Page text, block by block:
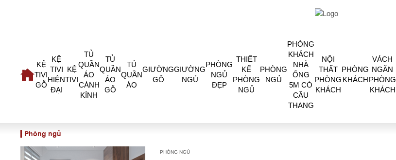
KỆ
TIVI
GỖ
KỆ
TIVI
HIỆN
ĐẠI
KỆ
TIVI
TỦ
QUẦN
ÁO
CÁNH
KÍNH
TỦ
QUẦN
ÁO
GỖ
TỦ
QUẦN
ÁO
GIƯỜNG
GỖ
GIƯỜNG
NGỦ
PHÒNG
NGỦ
ĐẸP
THIẾT
KẾ
PHÒNG
NGỦ
PHÒNG
NGỦ
PHÒNG
KHÁCH
NHÀ
ỐNG
5M CÓ
CẦU
THANG
NỘI
THẤT
PHÒNG
KHÁCH
PHÒNG
KHÁCH
VÁCH
NGĂN
PHÒNG
KHÁCH
Phòng ngủ
PHÒNG NGỦ